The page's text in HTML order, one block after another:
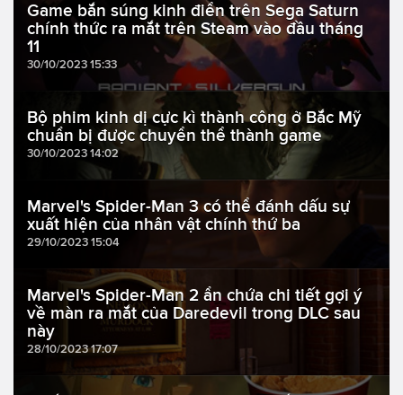
Game bắn súng kinh điển trên Sega Saturn
chính thức ra mắt trên Steam vào đầu tháng
11
30/10/2023 15:33
Bộ phim kinh dị cực kì thành công ở Bắc Mỹ
chuẩn bị được chuyển thể thành game
30/10/2023 14:02
Marvel's Spider-Man 3 có thể đánh dấu sự
xuất hiện của nhân vật chính thứ ba
29/10/2023 15:04
Marvel's Spider-Man 2 ẩn chứa chi tiết gợi ý
về màn ra mắt của Daredevil trong DLC sau
này
28/10/2023 17:07